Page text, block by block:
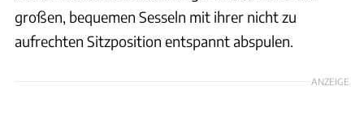
großen, bequemen Sesseln mit ihrer nicht zu
aufrechten Sitzposition entspannt abspulen.
ANZEIGE